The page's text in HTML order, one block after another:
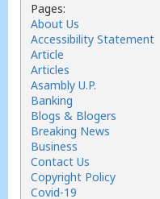
Pages:
About Us
Accessibility Statement
Article
Articles
Asambly U.P.
Banking
Blogs & Blogers
Breaking News
Business
Contact Us
Copyright Policy
Covid-19